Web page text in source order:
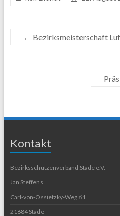
← Bezirksmeisterschaft
Kontakt
Bezirksschützenverband Stade e.V.
Jan Steffens
Carl-von-Ossietzky-Weg 61
21684 Stade